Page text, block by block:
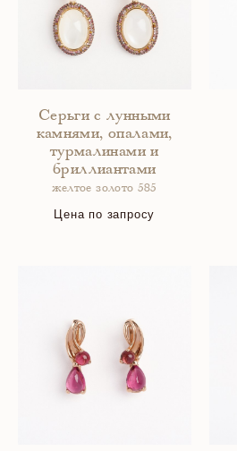
Серьги с лунными
камнями, опалами,
турмалинами и
бриллиантами
желтое золото 585
Цена по запросу